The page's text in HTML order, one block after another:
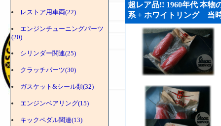
レストア用車両(22)
エンジンチューニングパーツ
(20)
シリンダー関連(25)
クラッチパーツ(30)
ガスケット&シール類(32)
エンジンベアリング(15)
キックペダル関連(13)
超レア品!! 1960年代 本
系 + ホワイトリング 当